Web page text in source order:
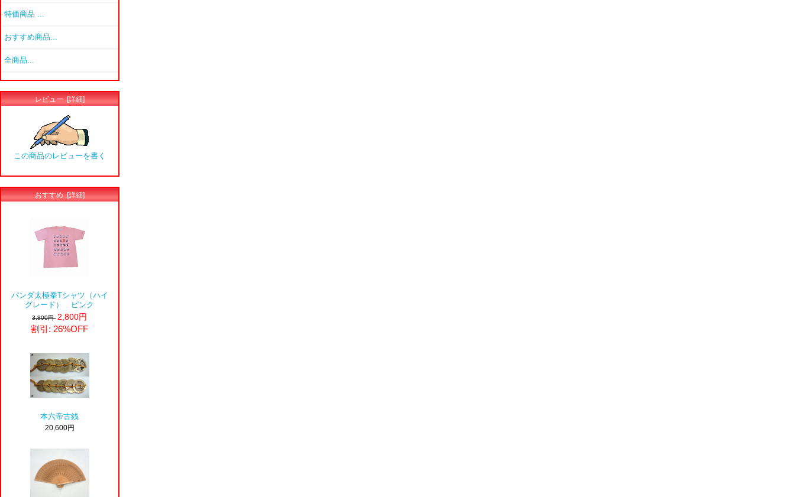
特価商品 ...
おすすめ商品...
全商品...
レビュー [詳細]
この商品のレビューを書く
おすすめ [詳細]
パンダ太極拳Tシャツ（ハイ
グレード） ピンク
3,800円 2,800円
割引: 26%OFF
本六帝古銭
20,600円